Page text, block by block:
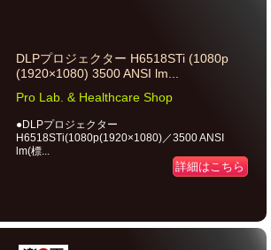
DLPプロジェクター H6518STi (1080p
(1920×1080) 3500 ANSI lm...
Pro Lab. & Healthcare Shop
●DLPプロジェクター
H6518STi(1080p(1920×1080)／3500 ANSI
lm(標...
詳細はこちら